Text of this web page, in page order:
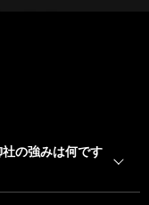
の強みは何です